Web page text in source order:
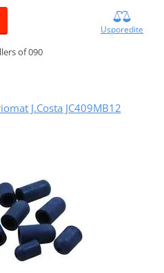
Usporedite
of 090
J.Costa JC409MB12